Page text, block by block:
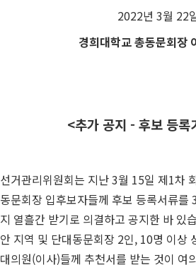
2022년 3월 22
경희대학교 총동문회장
<추가 공지 - 후보 등록
선거관리위원회는 지난 3월 15일 제1차
동문회장 입후보자들께 후보 등록서류
지 열흘간 받기로 의결하고 공지한 바 있
안 지역 및 단대동문회장 2인, 10명 이상
대의원(이사)들께 추천서를 받는 것이 여